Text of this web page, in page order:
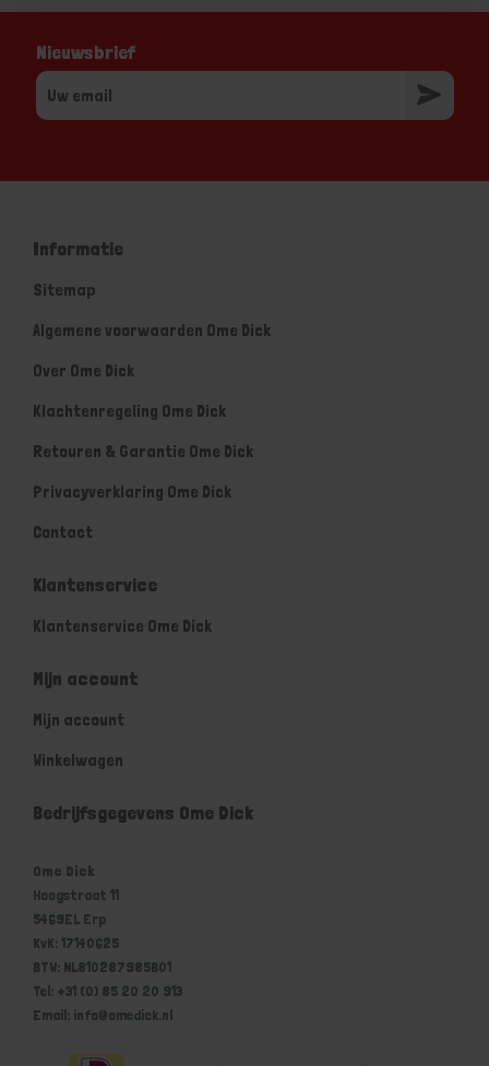
Nieuwsbrief
Informatie
Sitemap
Algemene voorwaarden Ome Dick
Over Ome Dick
Klachtenregeling Ome Dick
Retouren & Garantie Ome Dick
Privacyverklaring Ome Dick
Contact
Klantenservice
Klantenservice Ome Dick
Mijn account
Mijn account
Winkelwagen
Bedrijfsgegevens Ome Dick
Ome Dick
Hoogstraat 11
5469EL Erp
KvK: 17140625
BTW: NL810287985B01
Tel: +31 (0) 85 20 20 913
Email: info@omedick.nl